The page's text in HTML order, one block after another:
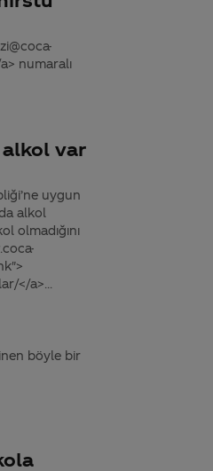
numaralı
alkol var
uygun
alkol
olmadığını
</a>...
böyle bir